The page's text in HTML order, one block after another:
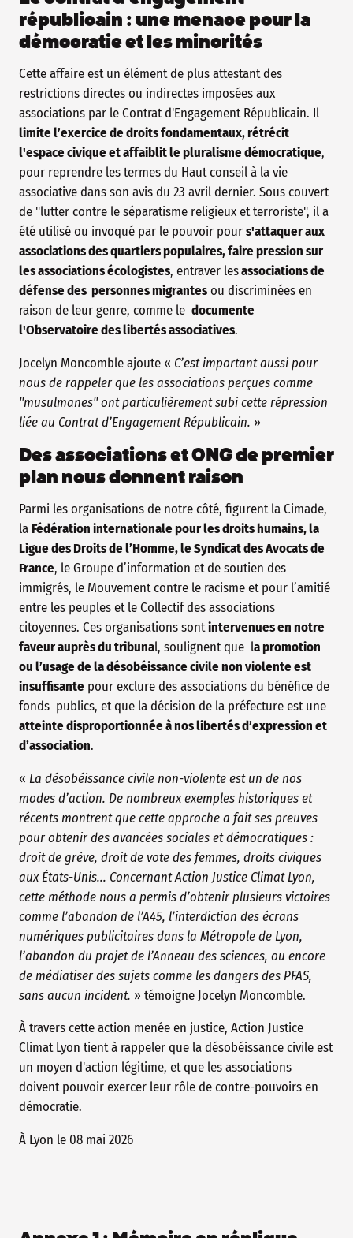
républicain : une menace pour la
démocratie et les minorités
Cette affaire est un élément de plus attestant des
restrictions directes ou indirectes imposées aux
associations par le Contrat d'Engagement Républicain. Il
limite l’exercice de droits fondamentaux, rétrécit
l'espace civique et affaiblit le pluralisme démocratique,
pour reprendre les termes du Haut conseil à la vie
associative dans son avis du 23 avril dernier. Sous couvert
de "lutter contre le séparatisme religieux et terroriste", il a
été utilisé ou invoqué par le pouvoir pour s'attaquer aux
associations des quartiers populaires, faire pression sur
les associations écologistes, entraver lesassociations de
défense des personnes migrantes ou discriminées en
raison de leur genre, comme le documente
l'Observatoire des libertés associatives.
Jocelyn Moncomble ajoute « C’est important aussi pour
nous de rappeler que les associations perçues comme
"musulmanes" ont particulièrement subi cette répression
liée au Contrat d’Engagement Républicain. »
Des associations et ONG de premier
plan nous donnent raison
Parmi les organisations de notre côté, figurent la Cimade,
la Fédération internationale pour les droits humains, la
Ligue des Droits de l’Homme, le Syndicat des Avocats de
France, le Groupe d’information et de soutien des
immigrés, le Mouvement contre le racisme et pour l’amitié
entre les peuples et le Collectif des associations
citoyennes. Ces organisations sont intervenues en notre
faveur auprès du tribunal, soulignent que la promotion
ou l’usage de la désobéissance civile non violente est
insuffisante pour exclure des associations du bénéfice de
fonds publics, et que la décision de la préfecture est une
atteinte disproportionnée à nos libertés d’expression et
d’association.
« La désobéissance civile non-violente est un de nos
modes d’action. De nombreux exemples historiques et
récents montrent que cette approche a fait ses preuves
pour obtenir des avancées sociales et démocratiques :
droit de grève, droit de vote des femmes, droits civiques
aux États-Unis... Concernant Action Justice Climat Lyon,
cette méthode nous a permis d’obtenir plusieurs victoires
comme l’abandon de l’A45, l’interdiction des écrans
numériques publicitaires dans la Métropole de Lyon,
l’abandon du projet de l’Anneau des sciences, ou encore
de médiatiser des sujets comme les dangers des PFAS,
sans aucun incident. » témoigne Jocelyn Moncomble.
À travers cette action menée en justice, Action Justice
Climat Lyon tient à rappeler que la désobéissance civile est
un moyen d'action légitime, et que les associations
doivent pouvoir exercer leur rôle de contre-pouvoirs en
démocratie.
À Lyon le 08 mai 2026